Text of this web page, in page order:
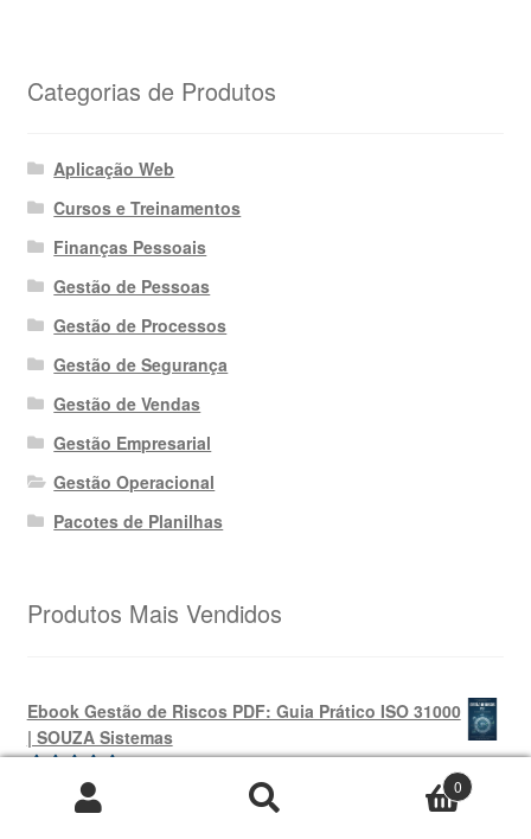
Categorias de Produtos
Aplicação Web
Cursos e Treinamentos
Finanças Pessoais
Gestão de Pessoas
Gestão de Processos
Gestão de Segurança
Gestão de Vendas
Gestão Empresarial
Gestão Operacional
Pacotes de Planilhas
Produtos Mais Vendidos
Ebook Gestão de Riscos PDF: Guia Prático ISO 31000
| SOUZA Sistemas
Avaliação
de 5
69,99O
preço
R$
Pesquisar
Pesquisar
0